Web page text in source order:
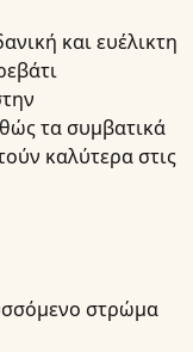
και ευέλικτη
τα συμβατικά
καλύτερα στις
στρώμα